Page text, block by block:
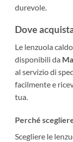
durevole.
Dove
Le lenzuola
disponibili da
al servizio di
facilmente e
tua.
Perché
Scegliere le